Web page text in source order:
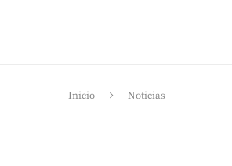
Inicio Noticias